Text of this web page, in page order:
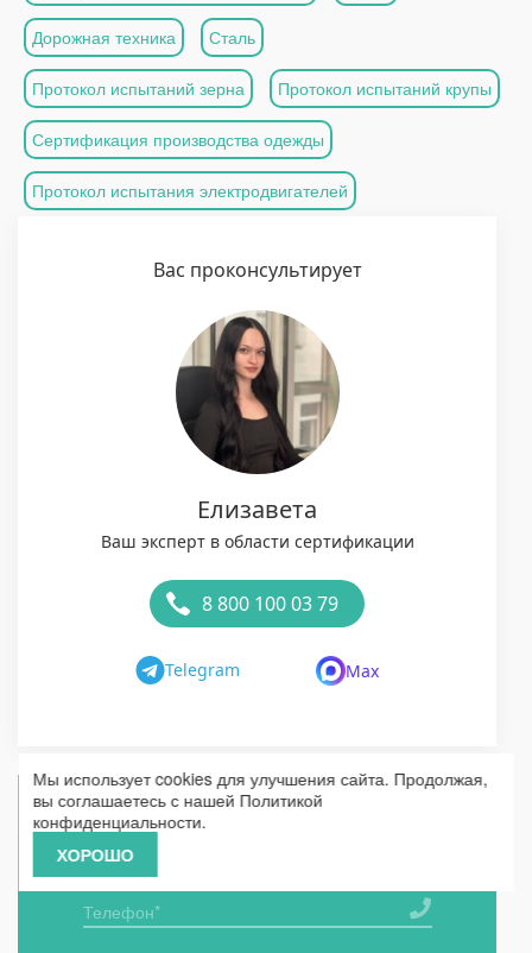
Дорожная техника Сталь
Протокол испытаний зерна Протокол испытаний крупы
Сертификация производства одежды
Протокол испытания электродвигателей
Вас проконсультирует
Елизавета
Ваш эксперт в области сертификации
8 800 100 03 79
Telegram Max
Получить бесплатную консультацию по
Мы использует cookies для улучшения сайта. Продолжая,
вы соглашаетесь с нашей Политикой
конфиденциальности.
ХОРОШО